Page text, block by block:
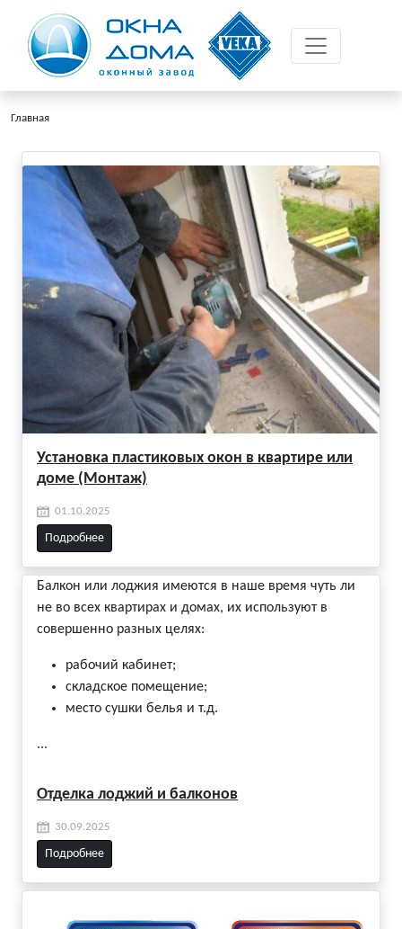
Главная
Установка пластиковых окон в квартире или
доме (Монтаж)
01.10.2025
Подробнее
Балкон или лоджия имеются в наше время чуть ли
не во всех квартирах и домах, их используют в
совершенно разных целях:
рабочий кабинет;
складское помещение;
место сушки белья и т.д.
...
Отделка лоджий и балконов
30.09.2025
Подробнее